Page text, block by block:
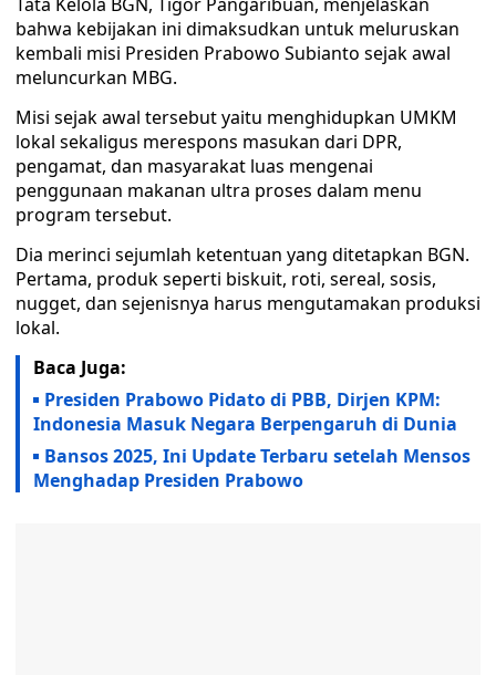
bahwa kebijakan ini dimaksudkan untuk meluruskan
kembali misi Presiden Prabowo Subianto sejak awal
meluncurkan MBG.
Misi sejak awal tersebut yaitu menghidupkan UMKM
lokal sekaligus merespons masukan dari DPR,
pengamat, dan masyarakat luas mengenai
penggunaan makanan ultra proses dalam menu
program tersebut.
Dia merinci sejumlah ketentuan yang ditetapkan BGN.
Pertama, produk seperti biskuit, roti, sereal, sosis,
nugget, dan sejenisnya harus mengutamakan produksi
lokal.
Baca Juga:
Presiden Prabowo Pidato di PBB, Dirjen KPM:
Indonesia Masuk Negara Berpengaruh di Dunia
Bansos 2025, Ini Update Terbaru setelah Mensos
Menghadap Presiden Prabowo